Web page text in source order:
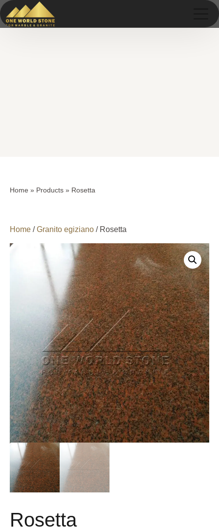
Home » Products » Rosetta
Home /Granito egiziano / Rosetta
Rosetta